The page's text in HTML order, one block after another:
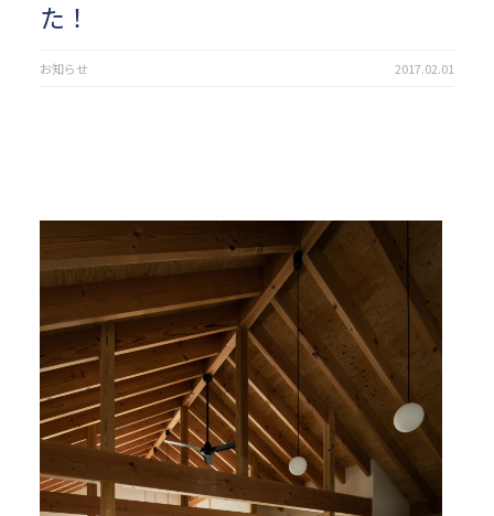
た！
お知らせ 2017.02.01